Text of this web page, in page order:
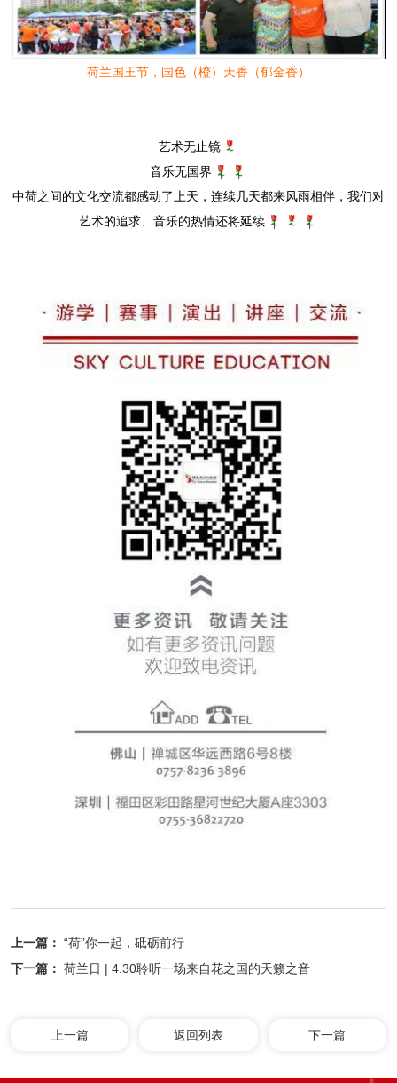
荷兰国王节，国色（橙）天香（郁金香）
艺术无止镜
音乐无国界
中荷之间的文化交流都感动了上天，连续几天都来风雨相伴，我们对
艺术的追求、音乐的热情还将延续
上一篇： “荷”你一起，砥砺前行
下一篇： 荷兰日 | 4.30聆听一场来自花之国的天籁之音
上一篇 返回列表 下一篇